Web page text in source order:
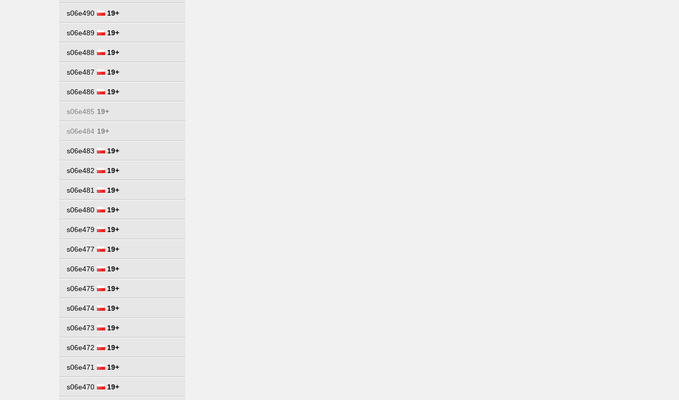
s06e490 19+
s06e489 19+
s06e488 19+
s06e487 19+
s06e486 19+
s06e485 19+
s06e484 19+
s06e483 19+
s06e482 19+
s06e481 19+
s06e480 19+
s06e479 19+
s06e477 19+
s06e476 19+
s06e475 19+
s06e474 19+
s06e473 19+
s06e472 19+
s06e471 19+
s06e470 19+